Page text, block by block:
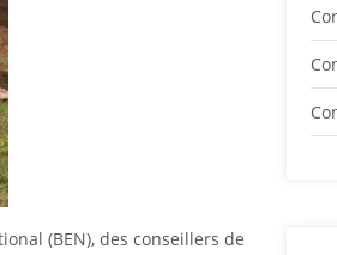
(BEN), des conseillers de